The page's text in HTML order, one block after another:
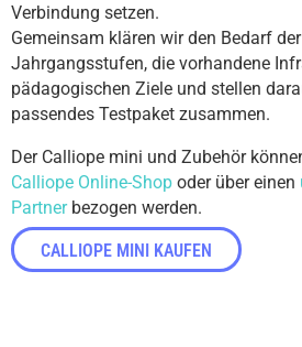
Verbindung setzen.
Gemeinsam klären wir den Bedarf
Jahrgangsstufen, die vorhandene
pädagogischen Ziele und stellen
passendes Testpaket zusammen.
Der Calliope mini und Zubehör
Calliope Online-Shop oder über einen
Partnerbezogen werden.
CALLIOPE MINI KAUFEN